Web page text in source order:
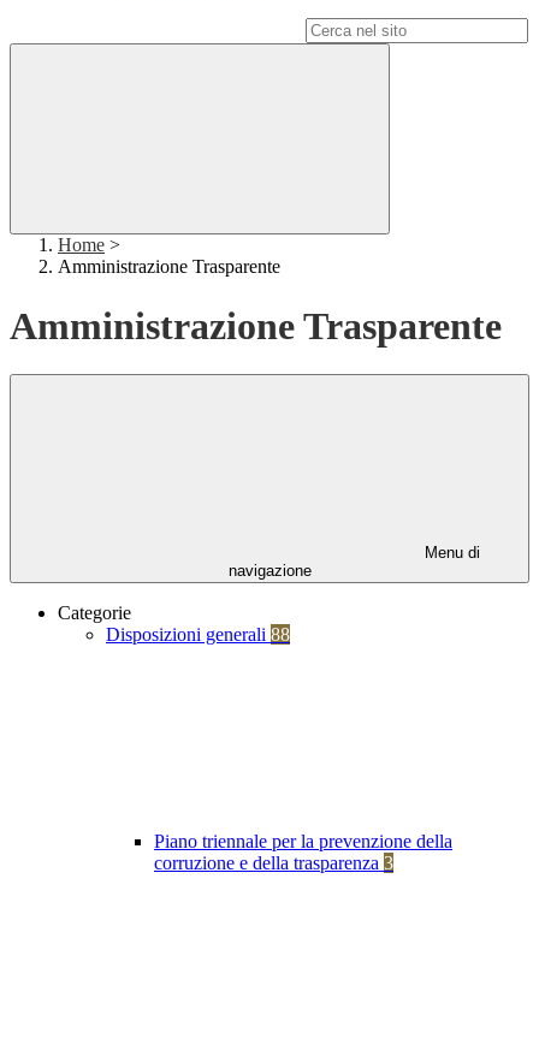
Home >
Amministrazione Trasparente
Amministrazione Trasparente
Menu di
navigazione
Categorie
Disposizioni generali 88
Piano triennale per la prevenzione della
corruzione e della trasparenza 3